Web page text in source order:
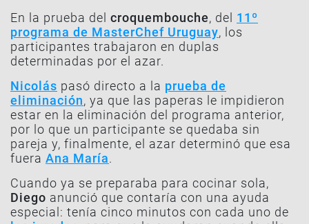
En la prueba del croquembouche, del 11º
programa de MasterChef Uruguay, los
participantes trabajaron en duplas
determinadas por el azar.
Nicolás pasó directo a la prueba de
eliminación, ya que las paperas le impidieron
estar en la eliminación del programa anterior,
por lo que un participante se quedaba sin
pareja y, finalmente, el azar determinó que esa
fuera Ana María.
Cuando ya se preparaba para cocinar sola,
Diego anunció que contaría con una ayuda
especial: tenía cinco minutos con cada uno de